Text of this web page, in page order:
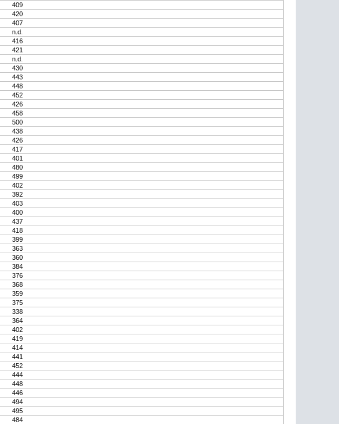
409
420
407
n.d.
416
421
n.d.
430
443
448
452
426
458
500
438
426
417
401
480
499
402
392
403
400
437
418
399
363
360
384
376
368
359
375
338
364
402
419
414
441
452
444
448
446
494
495
484